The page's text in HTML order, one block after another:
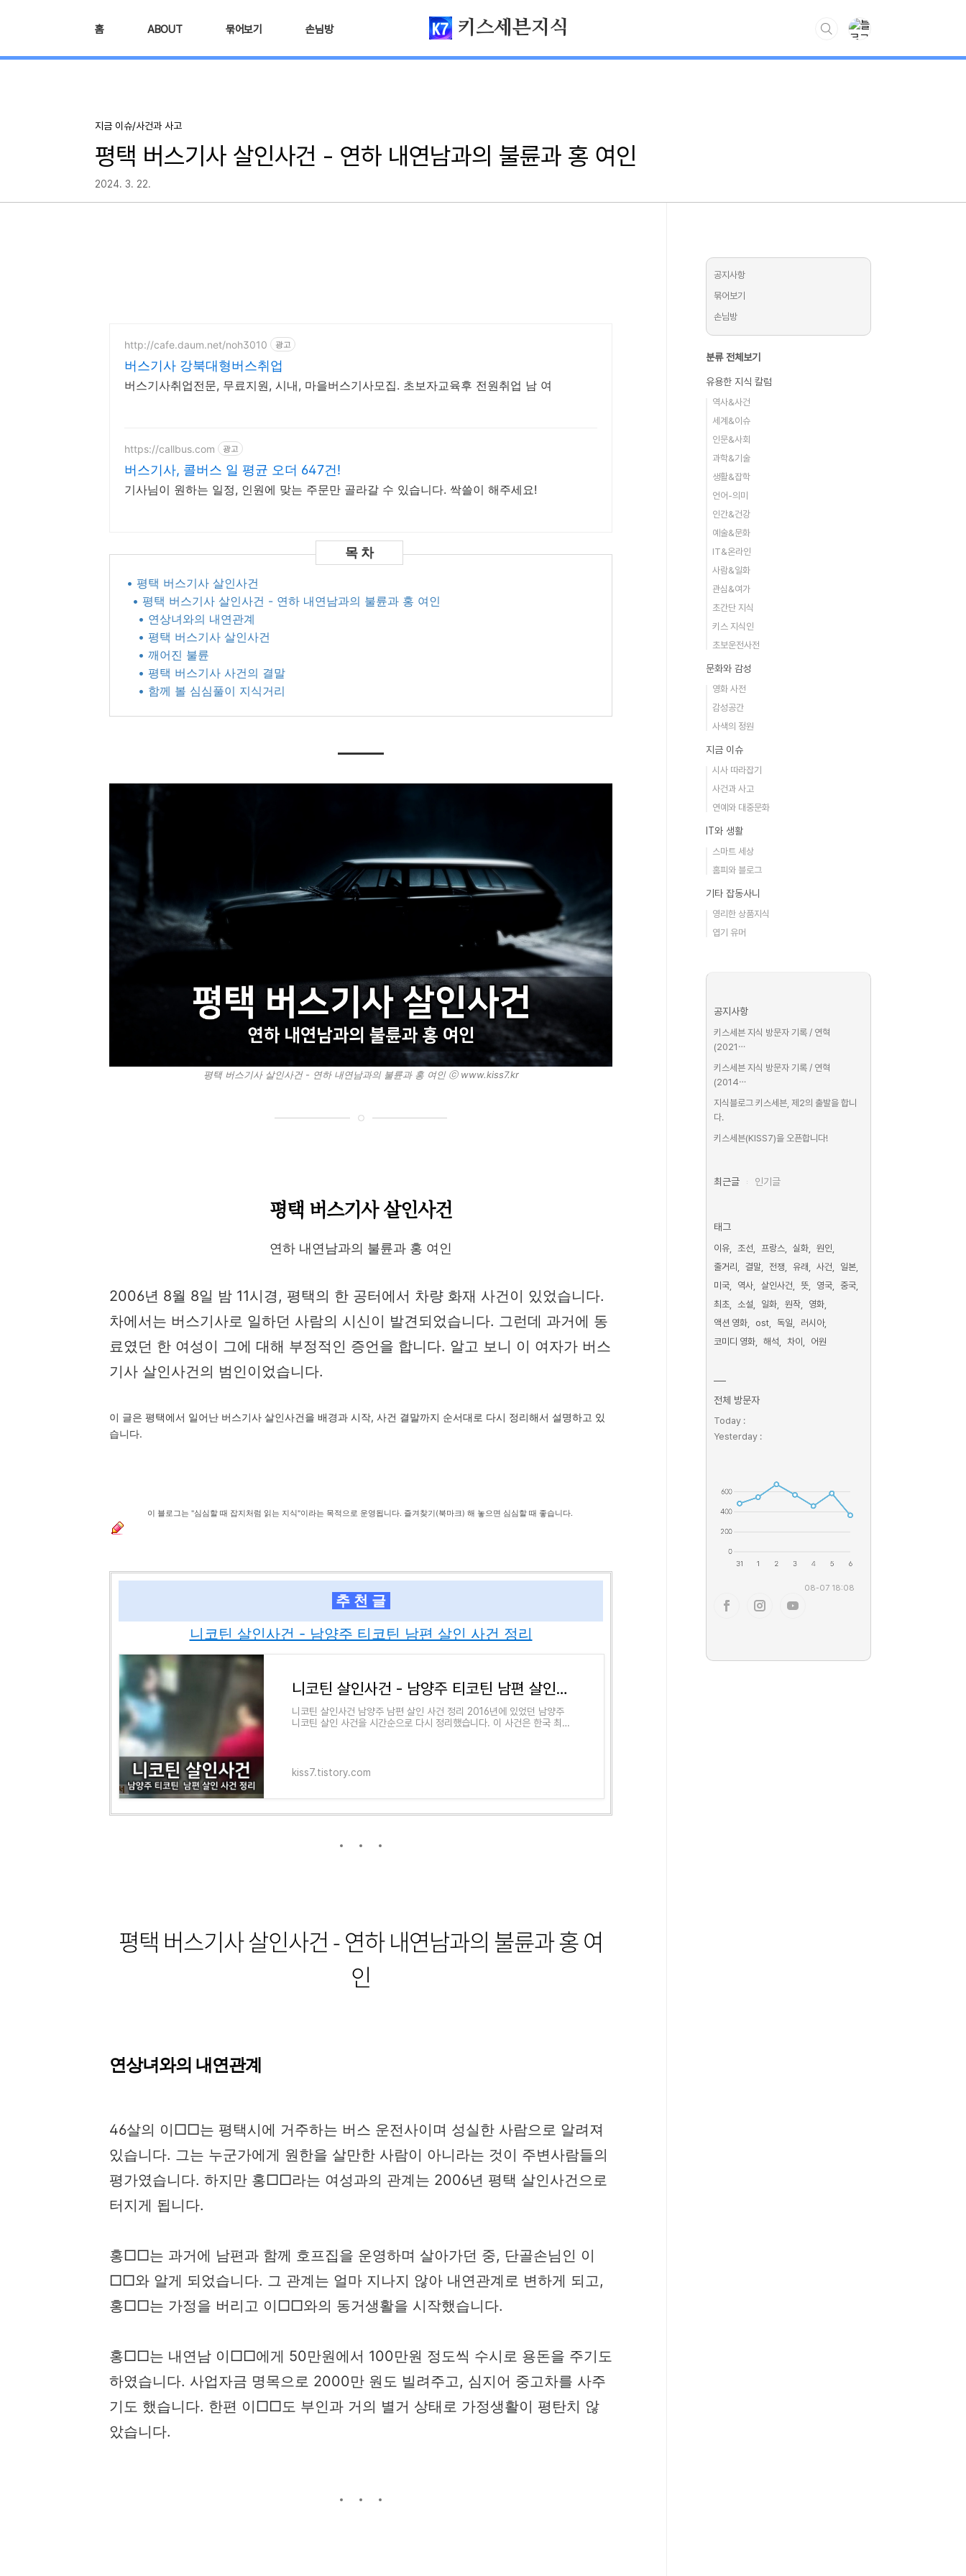
키스세븐지식
홈 ABOUT 묶어보기 손님방
지금 이슈/사건과 사고
평택 버스기사 살인사건 - 연하 내연남과의 불륜과 홍 여인
2024. 3. 22.
http://cafe.daum.net/noh3010 광고
버스기사 강북대형버스취업
버스기사취업전문, 무료지원, 시내, 마을버스기사모집. 초보자교육후 전원취업 남 여
https://callbus.com 광고
버스기사, 콜버스 일 평균 오더 647건!
기사님이 원하는 일정, 인원에 맞는 주문만 골라갈 수 있습니다. 싹쓸이 해주세요!
• 평택 버스기사 살인사건
• 평택 버스기사 살인사건 - 연하 내연남과의 불륜과 홍 여인
• 연상녀와의 내연관계
• 평택 버스기사 살인사건
• 깨어진 불륜
• 평택 버스기사 사건의 결말
• 함께 볼 심심풀이 지식거리
평택 버스기사 살인사건 - 연하 내연남과의 불륜과 홍 여인 ⓒ www.kiss7.kr
평택 버스기사 살인사건
연하 내연남과의 불륜과 홍 여인
2006년 8월 8일 밤 11시경, 평택의 한 공터에서 차량 화재 사건이 있었습니다.
차에서는 버스기사로 일하던 사람의 시신이 발견되었습니다. 그런데 과거에 동
료였던 한 여성이 그에 대해 부정적인 증언을 합니다. 알고 보니 이 여자가 버스
기사 살인사건의 범인이었습니다.
이 글은 평택에서 일어난 버스기사 살인사건을 배경과 시작, 사건 결말까지 순서대로 다시 정리해서 설명하고 있
습니다.
이 블로그는 "심심할 때 잡지처럼 읽는 지식"이라는 목적으로 운영됩니다. 즐겨찾기(북마크) 해 놓으면 심심할 때 좋습니다.
추 천 글
니코틴 살인사건 - 남양주 티코틴 남편 살인 사건 정리
니코틴 살인사건 - 남양주 티코틴 남편 살인 사건 정리
니코틴 살인사건 ​남양주 남편 살인 사건 정리 ​2016년에 있었던 남양주
니코틴 살인 사건을 시간순으로 다시 정리했습니다. 이 사건은 한국 최초
kiss7.tistory.com
평택 버스기사 살인사건 - 연하 내연남과의 불륜과 홍 여
인
연상녀와의 내연관계
46살의 이□□는 평택시에 거주하는 버스 운전사이며 성실한 사람으로 알려져
있습니다. 그는 누군가에게 원한을 살만한 사람이 아니라는 것이 주변사람들의
평가였습니다. 하지만 홍□□라는 여성과의 관계는 2006년 평택 살인사건으로
터지게 됩니다.
홍□□는 과거에 남편과 함께 호프집을 운영하며 살아가던 중, 단골손님인 이
□□와 알게 되었습니다. 그 관계는 얼마 지나지 않아 내연관계로 변하게 되고,
홍□□는 가정을 버리고 이□□와의 동거생활을 시작했습니다.
홍□□는 내연남 이□□에게 50만원에서 100만원 정도씩 수시로 용돈을 주기도
하였습니다. 사업자금 명목으로 2000만 원도 빌려주고, 심지어 중고차를 사주
기도 했습니다. 한편 이□□도 부인과 거의 별거 상태로 가정생활이 평탄치 않
았습니다.
공지사항
묶어보기
손님방
분류 전체보기
유용한 지식 칼럼
역사&사건
세계&이슈
인문&사회
과학&기술
생활&잡학
언어-의미
인간&건강
예술&문화
IT&온라인
사람&일화
관심&여가
초간단 지식
키스 지식인
초보운전사전
문화와 감성
영화 사전
감성공간
사색의 정원
지금 이슈
시사 따라잡기
사건과 사고
연예와 대중문화
IT와 생활
스마트 세상
홈피와 블로그
기타 잡동사니
영리한 상품지식
엽기 유머
공지사항
키스세븐 지식 방문자 기록 / 연혁
(2021⋯
키스세븐 지식 방문자 기록 / 연혁
(2014⋯
지식블로그 키스세븐, 제2의 출발을 합니
다.
키스세븐(KISS7)을 오픈합니다!
최근글 인기글
태그
이유 조선 프랑스 실화
원인
줄거리
결말 전쟁 유래 사건
일본
미국
역사 살인사건 뜻 영국
중국
최초
소설 일화 원작
영화
액션 영화
ost 독일
러시아
코미디 영화
해석 차이 어원
전체 방문자
Today :
Yesterday :
08-07 18:08